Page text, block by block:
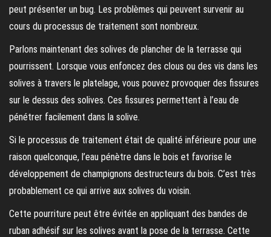
peut présenter un bug. Les problèmes qui peuvent survenir au
cours du processus de traitement sont nombreux.
Parlons maintenant des solives de plancher de la terrasse qui
pourrissent. Lorsque vous enfoncez des clous ou des vis dans les
solives à travers le platelage, vous pouvez provoquer des fissures
sur le dessus des solives. Ces fissures permettent à l’eau de
pénétrer facilement dans la solive.
Si le processus de traitement était de qualité inférieure pour une
raison quelconque, l’eau pénètre dans le bois et favorise le
développement de champignons destructeurs du bois. C’est très
probablement ce qui arrive aux solives du voisin.
Cette pourriture peut être évitée en appliquant des bandes de
ruban adhésif sur les solives avant la pose de la terrasse. Cette